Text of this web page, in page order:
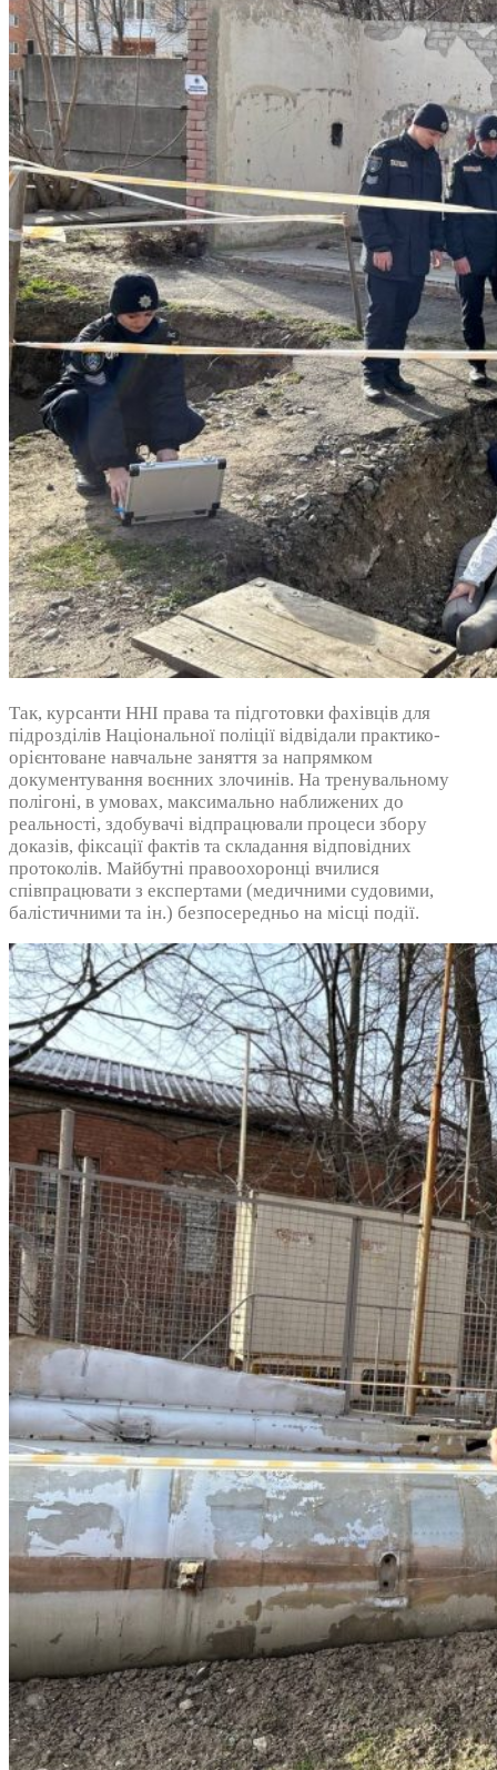
Так, курсанти ННІ права та підготовки фахівців для
підрозділів Національної поліції відвідали практико-
орієнтоване навчальне заняття за напрямком
документування воєнних злочинів. На тренувальному
полігоні, в умовах, максимально наближених до
реальності, здобувачі відпрацювали процеси збору
доказів, фіксації фактів та складання відповідних
протоколів. Майбутні правоохоронці вчилися
співпрацювати з експертами (медичними судовими,
балістичними та ін.) безпосередньо на місці події.